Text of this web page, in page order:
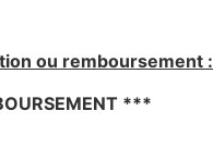
ou remboursement :
***